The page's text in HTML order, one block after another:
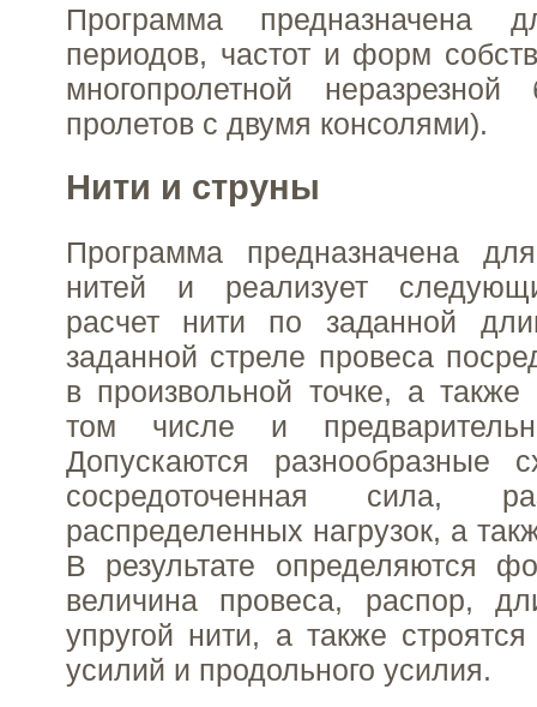
Программа предназначена
периодов, частот и форм
многопролетной
пролетов с двумя консолями).
Нити и струны
Программа предназначена
нитей и реализует
расчет нити по заданной
заданной стреле провеса
в произвольной точке, а
том числе и
Допускаются разнообразные
сосредоточенная сила,
распределенных нагрузок, а
В результате определяются
величина провеса, распор,
упругой нити, а также
усилий и продольного усилия.